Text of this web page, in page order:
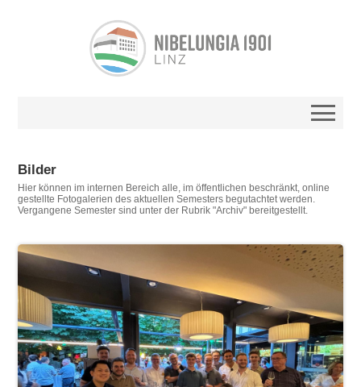
Bilder
Hier können im internen Bereich alle, im öffentlichen beschränkt, online
gestellte Fotogalerien des aktuellen Semesters begutachtet werden.
Vergangene Semester sind unter der Rubrik "Archiv" bereitgestellt.